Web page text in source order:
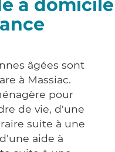
à domicile
âgées sont
à Massiac.
pour
de vie, d'une
suite à une
aide à